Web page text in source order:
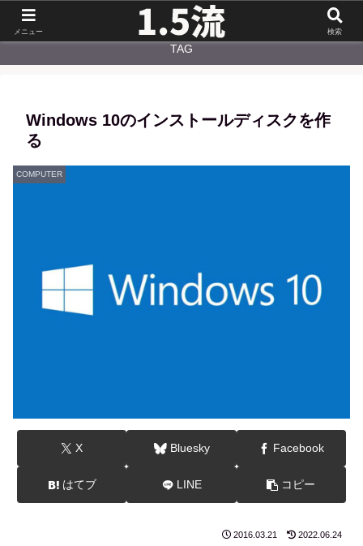
TAG
Windows 10のインストールディスクを作
る
COMPUTER
X Bluesky Facebook
はてブ LINE コピー
2016.03.21 2022.06.24
メニュー 検索